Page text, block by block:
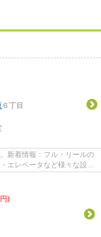
６丁目
新着情報：フル・リールの
エレベータなど様々な設備
)